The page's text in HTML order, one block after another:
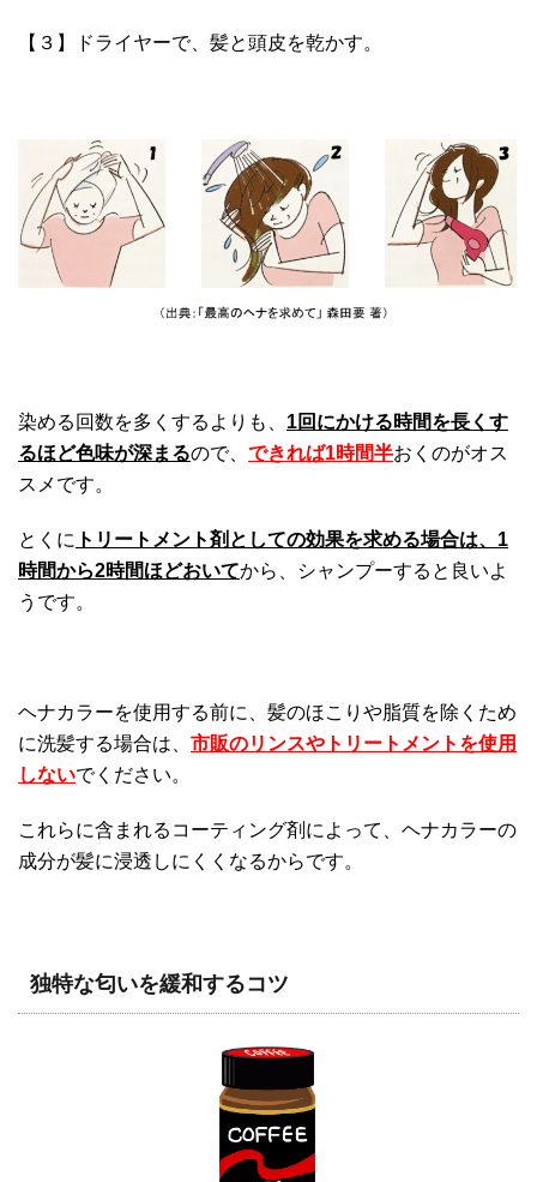
【３】ドライヤーで、髪と頭皮を乾かす。
染める回数を多くするよりも、 1回にかける時間を長くす
るほど色味が深まるので、 できれば1時間半おくのがオス
スメです。
とくに トリートメント剤としての効果を求める場合は、1
時間から2時間ほどおいてから、シャンプーすると良いよ
うです。
ヘナカラーを使用する前に、髪のほこりや脂質を除くため
に洗髪する場合は、 市販のリンスやトリートメントを使用
しないでください。
これらに含まれるコーティング剤によって、ヘナカラーの
成分が髪に浸透しにくくなるからです。
独特な匂いを緩和するコツ